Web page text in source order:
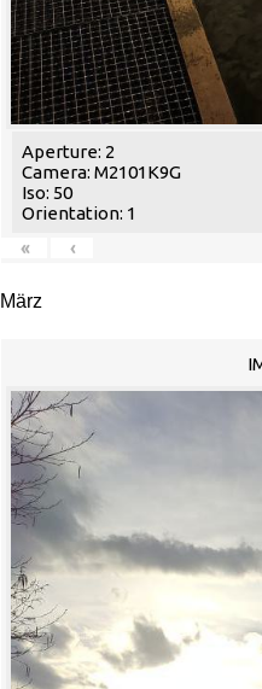
Aperture: 2
Camera: M2101K9G
Iso: 50
Orientation: 1
«
‹
März